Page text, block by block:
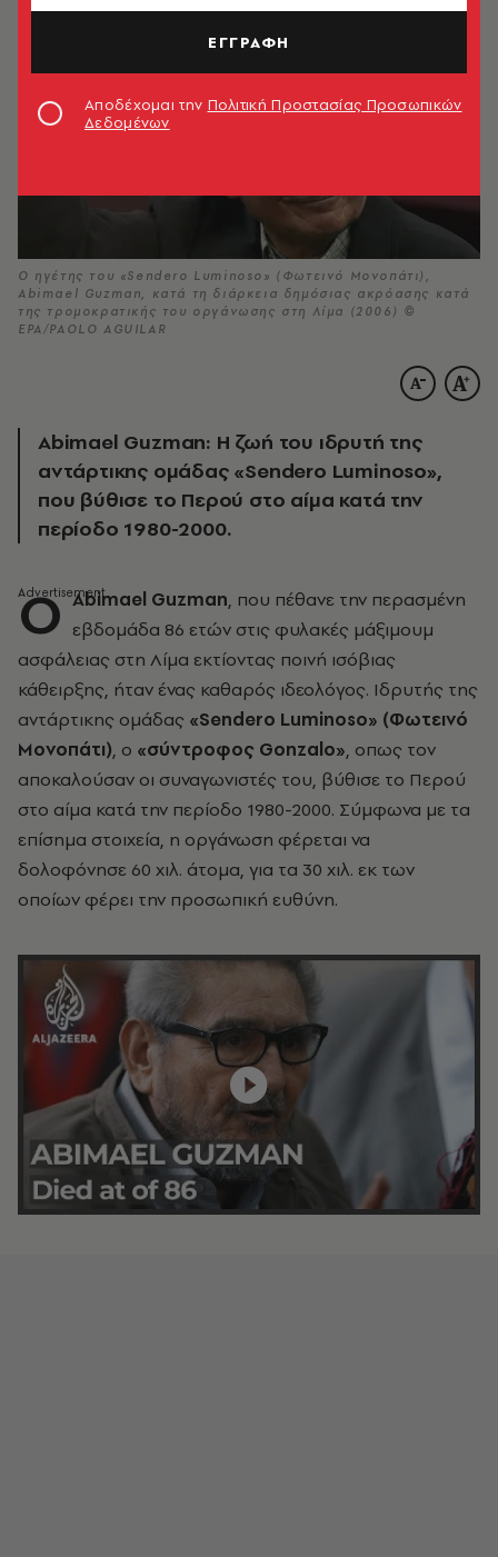
Ο ηγέτης του «Sendero Luminoso» (Φωτεινό Μονοπάτι),
Abimael Guzman, κατά τη διάρκεια δημόσιας ακρόασης κατά
της τρομοκρατικής του οργάνωσης στη Λίμα (2006) ©
EPA/PAOLO AGUILAR
Abimael Guzman: Η ζωή του ιδρυτή της
αντάρτικης ομάδας «Sendero Luminoso»,
που βύθισε το Περού στο αίμα κατά την
περίοδο 1980-2000.
O Abimael Guzman, που πέθανε την περασμένη
εβδομάδα 86 ετών στις φυλακές μάξιμουμ
ασφάλειας στη Λίμα εκτίοντας ποινή ισόβιας
κάθειρξης, ήταν ένας καθαρός ιδεολόγος. Ιδρυτής της
αντάρτικης ομάδας «Sendero Luminoso» (Φωτεινό
Μονοπάτι), ο «σύντροφος Gonzalo», oπως τον
αποκαλούσαν οι συναγωνιστές του, βύθισε το Περού
στο αίμα κατά την περίοδο 1980-2000. Σύμφωνα με τα
επίσημα στοιχεία, η οργάνωση φέρεται να
δολοφόνησε 60 χιλ. άτομα, για τα 30 χιλ. εκ των
οποίων φέρει την προσωπική ευθύνη.
ΕΓΓΡΑΦΗ
Αποδέχομαι την Πολιτική Προστασίας Προσωπικών
Δεδομένων